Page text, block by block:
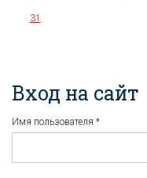
31
Вход на сайт
Имя пользователя *